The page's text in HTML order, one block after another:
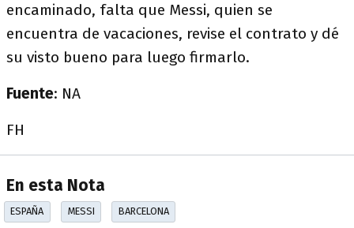
encaminado, falta que Messi, quien se
encuentra de vacaciones, revise el contrato y dé
su visto bueno para luego firmarlo.
Fuente: NA
FH
En esta Nota
ESPAÑA MESSI BARCELONA